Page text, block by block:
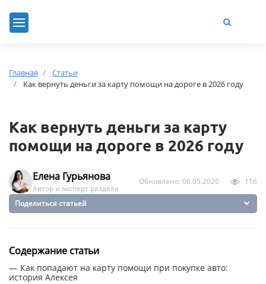
Главная
Статьи
Как вернуть деньги за карту помощи на дороге в 2026 году
Как вернуть деньги за карту
помощи на дороге в 2026 году
Елена Гурьянова
Автор и эксперт раздела
Обновлено: 06.05.2026 116
Поделиться статьей
Содержание статьи
Как попадают на карту помощи при покупке авто:
история Алексея